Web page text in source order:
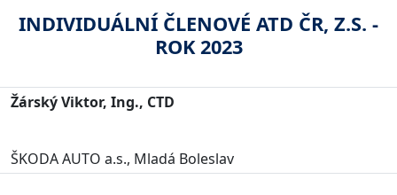
INDIVIDUÁLNÍ ČLENOVÉ ATD ČR, Z.S. -
ROK 2023
Žárský Viktor, Ing., CTD
ŠKODA AUTO a.s., Mladá Boleslav